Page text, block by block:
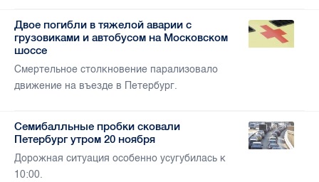
Двое погибли в тяжелой аварии с
грузовиками и автобусом на Московском
шоссе
Смертельное столкновение парализовало
движение на въезде в Петербург.
Семибалльные пробки сковали
Петербург утром 20 ноября
Дорожная ситуация особенно усугубилась к
10:00.